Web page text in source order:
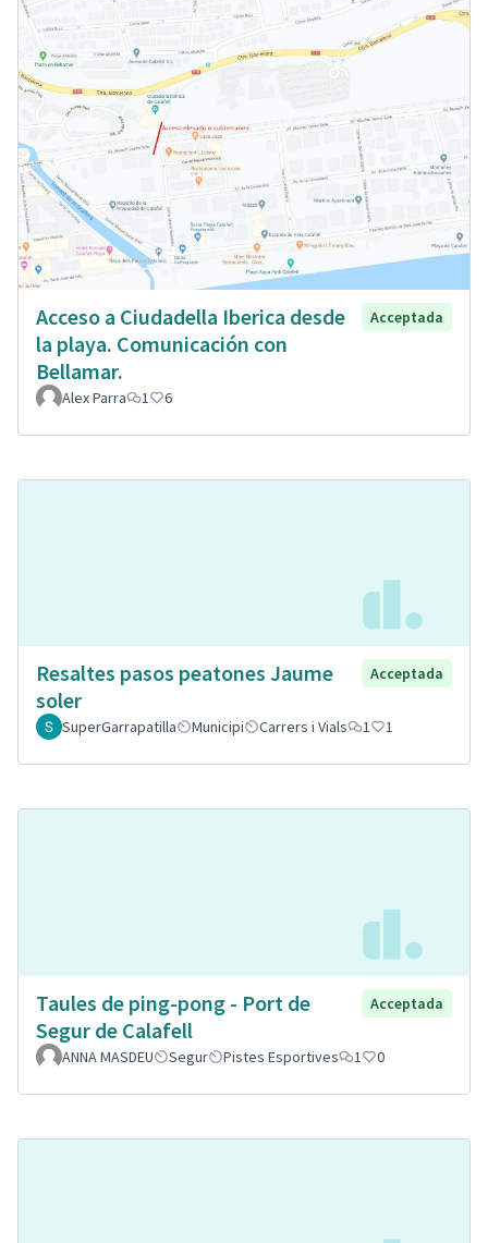
Acceso a Ciudadella Iberica desde
la playa. Comunicación con
Bellamar.
Acceptada
Alex Parra 1 6
Resaltes pasos peatones Jaume
soler
Acceptada
SuperGarrapatilla Municipi Carrers i Vials 1 1
Taules de ping-pong - Port de
Segur de Calafell
Acceptada
ANNA MASDEU Segur Pistes Esportives 1 0